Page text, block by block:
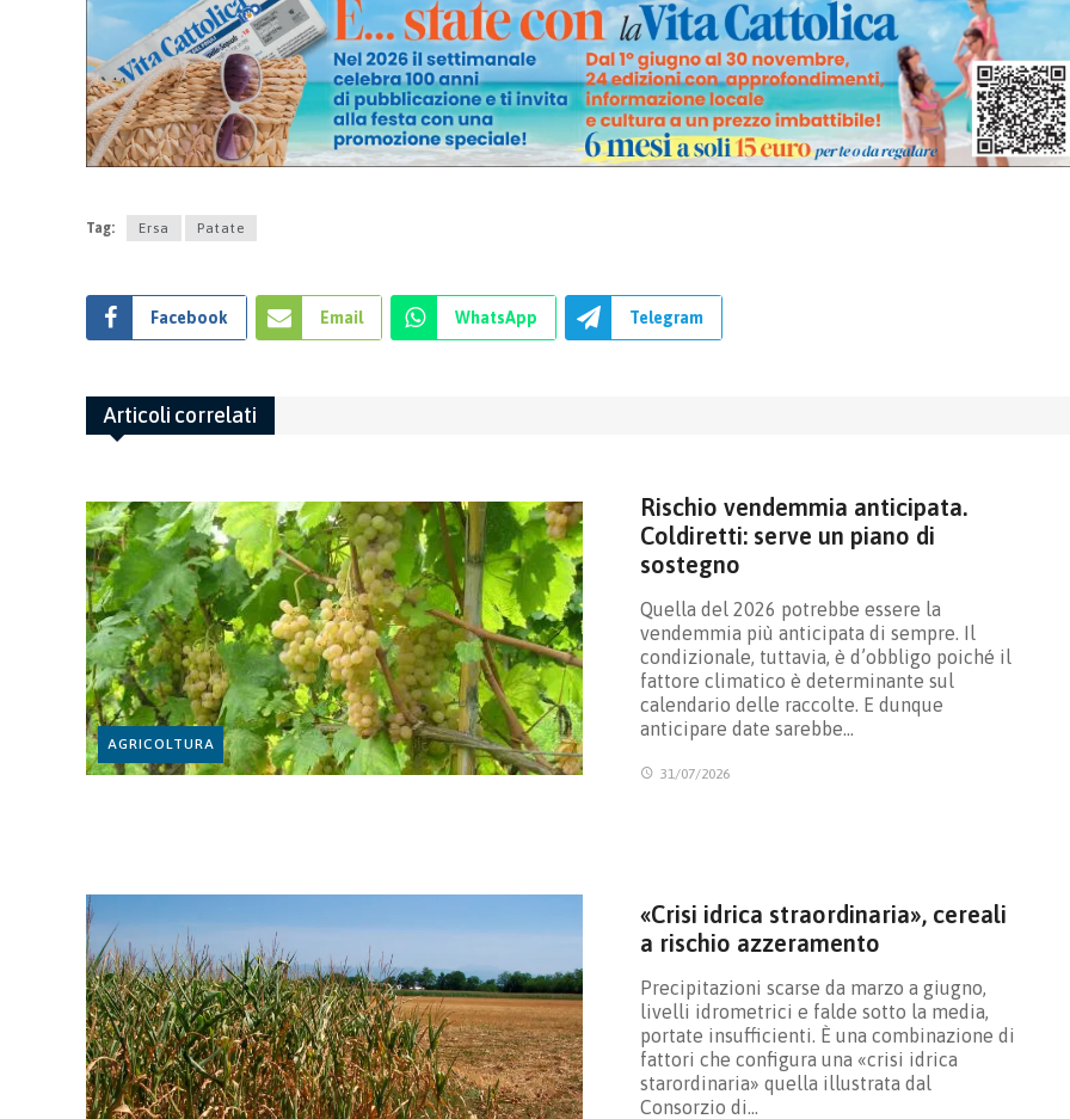
Tag: Ersa Patate
Facebook Email WhatsApp Telegram
Articoli correlati
AGRICOLTURA
Rischio vendemmia anticipata.
Coldiretti: serve un piano di
sostegno
Quella del 2026 potrebbe essere la
vendemmia più anticipata di sempre. Il
condizionale, tuttavia, è d’obbligo poiché il
fattore climatico è determinante sul
calendario delle raccolte. E dunque
anticipare date sarebbe…
31/07/2026
«Crisi idrica straordinaria», cereali
a rischio azzeramento
Precipitazioni scarse da marzo a giugno,
livelli idrometrici e falde sotto la media,
portate insufficienti. È una combinazione di
fattori che configura una «crisi idrica
starordinaria» quella illustrata dal
Consorzio di…